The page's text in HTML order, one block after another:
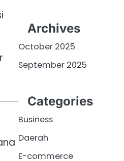
Archives
October 2025
September 2025
Categories
Business
Daerah
E-commerce